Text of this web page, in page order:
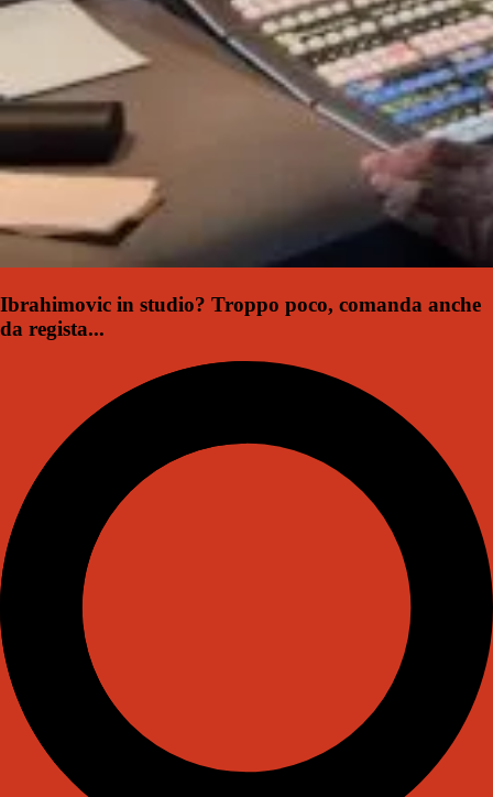
Ibrahimovic in studio? Troppo poco, comanda anche
da regista...